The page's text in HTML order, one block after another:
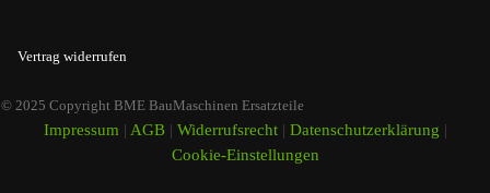
Vertrag widerrufen
© 2025 Copyright BME BauMaschinen Ersatzteile
Impressum | AGB| Widerrufsrecht| Datenschutzerklärung |
Cookie-Einstellungen